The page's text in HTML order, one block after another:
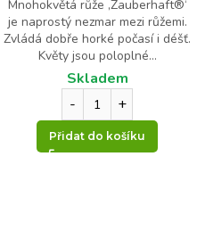
Mnohokvětá růže ‚Zauberhaft®‘
je naprostý nezmar mezi růžemi.
Zvládá dobře horké počasí i déšť.
Květy jsou poloplné...
Skladem
Přidat do košíku